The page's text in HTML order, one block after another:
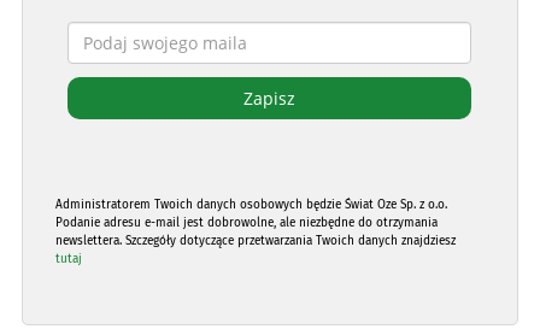
Administratorem Twoich danych osobowych będzie Świat Oze Sp. z o.o.
Podanie adresu e-mail jest dobrowolne, ale niezbędne do otrzymania
newslettera. Szczegóły dotyczące przetwarzania Twoich danych znajdziesz
tutaj